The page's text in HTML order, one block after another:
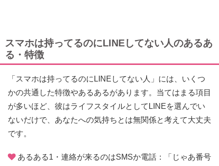
スマホは持ってるのにLINEしてない人のあるあ
る・特徴
「スマホは持ってるのにLINEしてない人」には、いくつ
かの共通した特徴やあるあるがあります。当てはまる項目
が多いほど、彼はライフスタイルとしてLINEを選んでい
ないだけで、あなたへの気持ちとは無関係と考えて大丈夫
です。
あるある1・連絡が来るのはSMSか電話：「じゃあ番号